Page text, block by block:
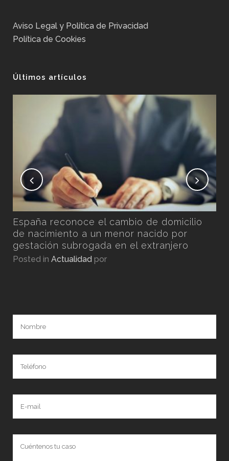
Aviso Legal y Política de Privacidad
Política de Cookies
Últimos artículos
España reconoce el cambio de domicilio
de nacimiento a un menor nacido por
gestación subrogada en el extranjero
Posted in Actualidad por